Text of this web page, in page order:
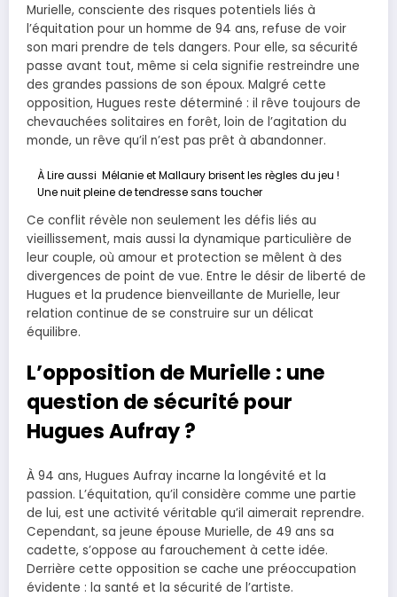
Murielle, consciente des risques potentiels liés à
l’équitation pour un homme de 94 ans, refuse de voir
son mari prendre de tels dangers. Pour elle, sa sécurité
passe avant tout, même si cela signifie restreindre une
des grandes passions de son époux. Malgré cette
opposition, Hugues reste déterminé : il rêve toujours de
chevauchées solitaires en forêt, loin de l’agitation du
monde, un rêve qu’il n’est pas prêt à abandonner.
À Lire aussi Mélanie et Mallaury brisent les règles du jeu !
Une nuit pleine de tendresse sans toucher
Ce conflit révèle non seulement les défis liés au
vieillissement, mais aussi la dynamique particulière de
leur couple, où amour et protection se mêlent à des
divergences de point de vue. Entre le désir de liberté de
Hugues et la prudence bienveillante de Murielle, leur
relation continue de se construire sur un délicat
équilibre.
L’opposition de Murielle : une
question de sécurité pour
Hugues Aufray ?
À 94 ans, Hugues Aufray incarne la longévité et la
passion. L’équitation, qu’il considère comme une partie
de lui, est une activité véritable qu’il aimerait reprendre.
Cependant, sa jeune épouse Murielle, de 49 ans sa
cadette, s’oppose au farouchement à cette idée.
Derrière cette opposition se cache une préoccupation
évidente : la santé et la sécurité de l’artiste.